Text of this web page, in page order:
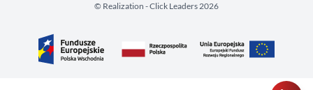
©️ Realization - Click Leaders 2026